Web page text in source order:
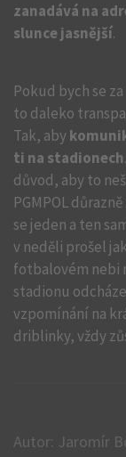
zanadává na
slunce jasnější.
Pokud bych se
to daleko
Tak, aby
ti na stadionech
důvod, aby to
PGMPOL
se jeden a ten
v neděli prošel
fotbalovém nebi
stadionu
vzpomínání na
driblinky, vždy
Autor: Jaromír